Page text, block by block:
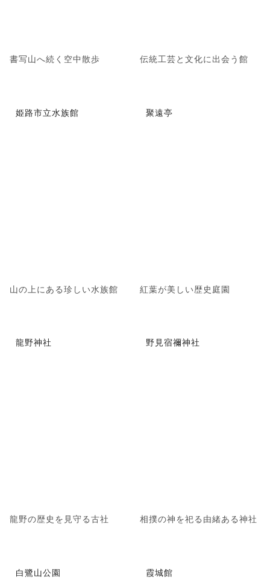
書写山へ続く空中散歩 伝統工芸と文化に出会う館
姫路市立水族館
山の上にある珍しい水族館
聚遠亭
紅葉が美しい歴史庭園
龍野神社
龍野の歴史を見守る古社
野見宿禰神社
相撲の神を祀る由緒ある神社
白鷺山公園 霞城館